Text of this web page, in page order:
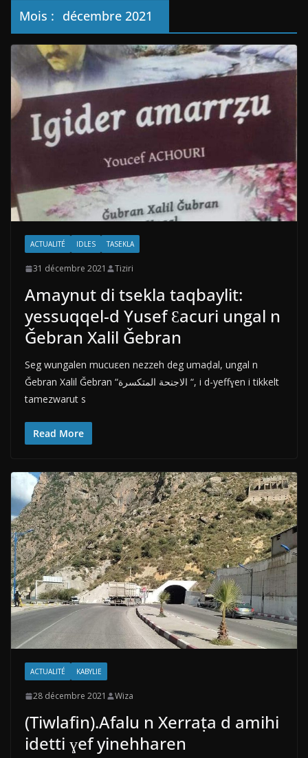
Mois : décembre 2021
ACTUALITÉ IDLES TASEKLA
31 décembre 2021 Tiziri
Amaynut di tsekla taqbaylit:
yessuqqel-d Yusef Ɛacuri ungal n
Ǧebran Xalil Ǧebran
Seg wungalen mucuεen nezzeh deg umaḍal, ungal n
Ǧebran Xalil Ǧebran “الاجنحة المتكسرة “, i d-yeffɣen i tikkelt
tamezwarut s
Read More
ACTUALITÉ KABYLIE
28 décembre 2021 Wiza
(Tiwlafin).Afalu n Xerraṭa d amihi
idetti ɣef yinehharen